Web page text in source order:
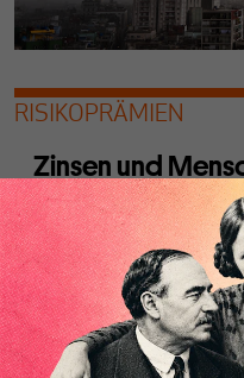
RISIKOPRÄMIEN
Zinsen und
VonOliver Pahnecke und
Wie lässt sich der Green
19 bekämpfen? Eine
Risikoprämien.